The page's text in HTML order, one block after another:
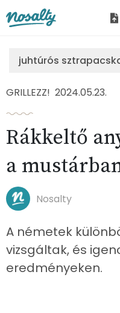
juhtúrós
GRILLEZZ! 2024.05.23.
Rákkeltő
a
Nosalty
A németek
vizsgáltak, és
eredményeken.